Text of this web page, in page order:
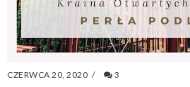
CZERWCA 20, 2020 / 3